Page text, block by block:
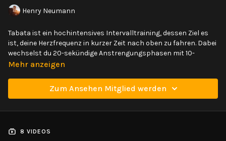
Henry Neumann
Tabata ist ein hochintensives Intervalltraining, dessen Ziel es
ist, deine Herzfrequenz in kurzer Zeit nach oben zu fahren. Dabei
wechselst du 20-sekündige Anstrengungsphasen mit 10-
sekündigen Pausen ab. Dabei ist es das Ziel möglichst intensiv
Yoga- und Bewegungspraxis mit Cardiotraining zu
und auch etwas fortgeschritteneren Übungen, sowie Workouts,
Mehr anzeigen
Zum Ansehen Mitglied werden
8 VIDEOS